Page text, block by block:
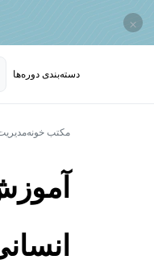
×
دسته‌بندی‌ دوره‌ها
مکتب خونه